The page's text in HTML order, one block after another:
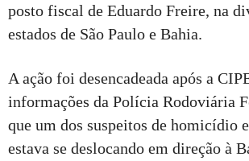
posto fiscal de Eduardo Freire, na
estados de São Paulo e Bahia.
A ação foi desencadeada após a
informações da Polícia Rodoviária
que um dos suspeitos de homicídio
estava se deslocando em direção à